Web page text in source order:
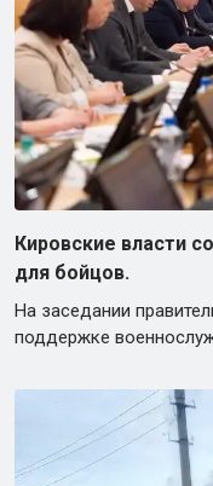
Кировские власти
для бойцов.
На заседании
поддержке